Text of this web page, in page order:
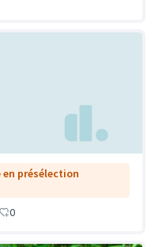
en présélection
0